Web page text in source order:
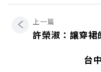
上一篇
許榮淑：讓穿裙
台